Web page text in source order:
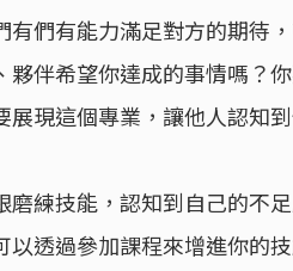
有們有能力滿足對方的期待
夥伴希望你達成的事情嗎？
展現這個專業，讓他人認知
磨練技能，認知到自己的不
以透過參加課程來增進你的